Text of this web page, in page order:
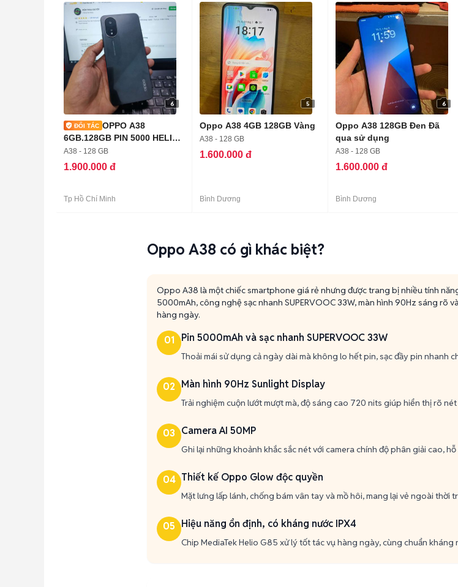
6
OPPO A38
6GB.128GB PIN 5000 HELIO
G85 ZIN FULL CN
A38 - 128 GB
1.900.000 đ
Tp Hồ Chí Minh
5
Oppo A38 4GB 128GB Vàng
A38 - 128 GB
1.600.000 đ
Bình Dương
6
Oppo A38 128GB Đen Đã
qua sử dụng
A38 - 128 GB
1.600.000 đ
Bình Dương
Oppo A38 có gì khác biệt?
Oppo A38 là một chiếc smartphone giá rẻ nhưng được trang bị nhiều tính
5000mAh, công nghệ sạc nhanh SUPERVOOC 33W, màn hình 90Hz sáng rõ
hàng ngày.
01 Pin 5000mAh và sạc nhanh SUPERVOOC 33W
Thoải mái sử dụng cả ngày dài mà không lo hết pin, sạc đầy pin nhanh
02 Màn hình 90Hz Sunlight Display
Trải nghiệm cuộn lướt mượt mà, độ sáng cao 720 nits giúp hiển thị rõ
03 Camera AI 50MP
Ghi lại những khoảnh khắc sắc nét với camera chính độ phân giải cao,
04 Thiết kế Oppo Glow độc quyền
Mặt lưng lấp lánh, chống bám vân tay và mồ hôi, mang lại vẻ ngoài thời
05 Hiệu năng ổn định, có kháng nước IPX4
Chip MediaTek Helio G85 xử lý tốt tác vụ hàng ngày, cùng chuẩn